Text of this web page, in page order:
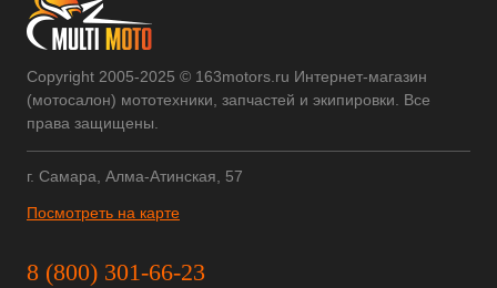
Copyright 2005-2025 © 163motors.ru Интернет-магазин
(мотосалон) мототехники, запчастей и экипировки. Все
права защищены.
г. Самара, Алма-Атинская, 57
Посмотреть на карте
8 (800) 301-66-23